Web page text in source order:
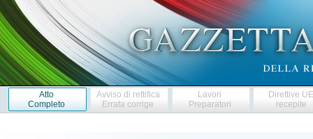
Atto
Completo
Avviso di rettifica
Errata corrige
Lavori
Preparatori
Direttive
recepite